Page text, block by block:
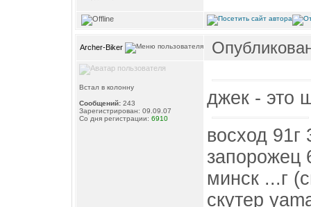
Archer-Biker
Встал в колонну
Сообщений: 243
Зарегистрирован: 09.09.07
Со дня регистрации: 6910
джек - это
восход 91г
запорожец
минск ...г
скутер